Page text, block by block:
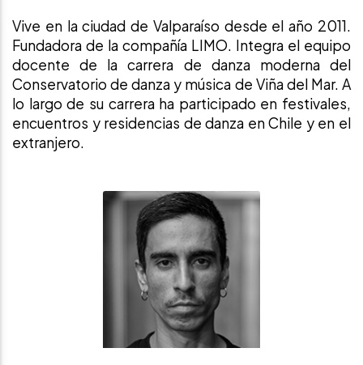
Vive en la ciudad de Valparaíso desde el año 2011.
Fundadora de la compañía LIMO. Integra el equipo
docente de la carrera de danza moderna del
Conservatorio de danza y música de Viña del Mar. A
lo largo de su carrera ha participado en festivales,
encuentros y residencias de danza en Chile y en el
extranjero.